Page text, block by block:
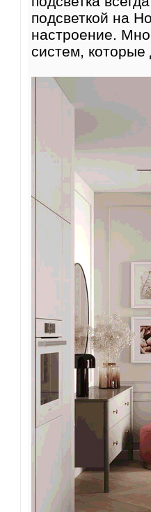
подсветкой на
настроение.
систем, которые